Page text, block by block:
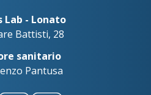
Lab - Lonato
Battisti, 28
sanitario
Pantusa